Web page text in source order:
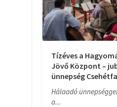
Tízéves a
Jövő Központ –
ünnepség
Hálaadó
a...